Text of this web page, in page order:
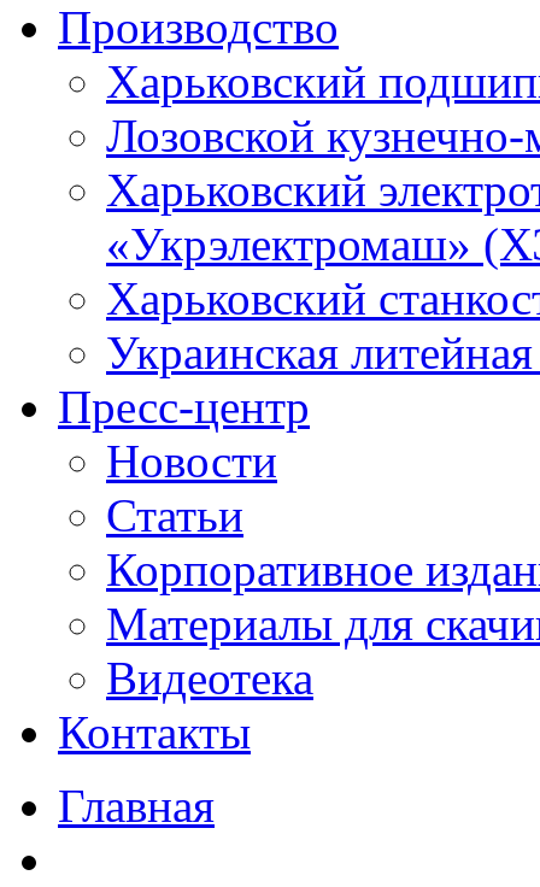
Производство
Харьковский
Лозовской
Харьковский
«Укрэлектромаш»
Харьковский
Украинская
Пресс-центр
Новости
Статьи
Корпоративное
Материалы для
Видеотека
Контакты
Главная